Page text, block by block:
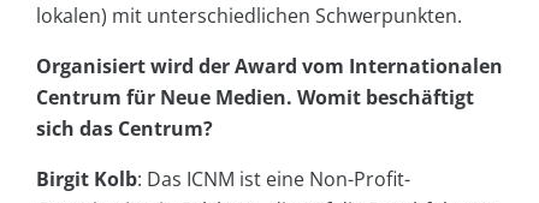
lokalen) mit unterschiedlichen Schwerpunkten.
Organisiert wird der Award vom Internationalen
Centrum für Neue Medien. Womit beschäftigt
sich das Centrum?
Birgit Kolb: Das ICNM ist eine Non-Profit-